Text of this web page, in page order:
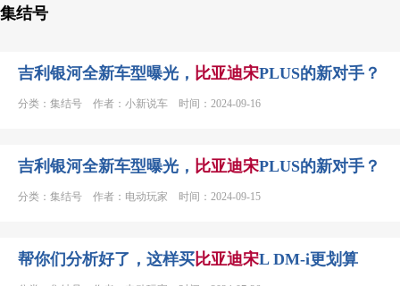
集结号
吉利银河全新车型曝光， 比亚迪宋PLUS的新对手？
分类：集结号 作者：小新说车 时间：2024-09-16
吉利银河全新车型曝光， 比亚迪宋PLUS的新对手？
分类：集结号 作者：电动玩家 时间：2024-09-15
帮你们分析好了，这样买比亚迪宋L DM-i更划算